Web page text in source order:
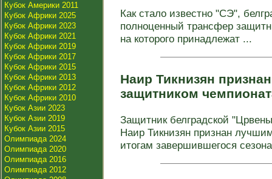
Кубок Америки 2011
Кубок Африки 2025
Кубок Африки 2023
Кубок Африки 2021
Кубок Африки 2019
Кубок Африки 2017
Кубок Африки 2015
Кубок Африки 2013
Кубок Африки 2012
Кубок Африки 2010
Кубок Азии 2023
Кубок Азии 2019
Кубок Азии 2015
Олимпиада 2024
Олимпиада 2020
Олимпиада 2016
Олимпиада 2012
Как стало известно "СЭ",
полноценный трансфер
на которого принадлежат ...
Наир Тикнизян
защитником
Защитник белградской
Наир Тикнизян признан
итогам завершившегося